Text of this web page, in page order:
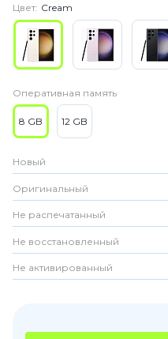
Цвет: Cream
Оперативная память
8 GB 12 GB
Новый
Оригинальный
Не распечатанный
Не восстановленный
Не активированный